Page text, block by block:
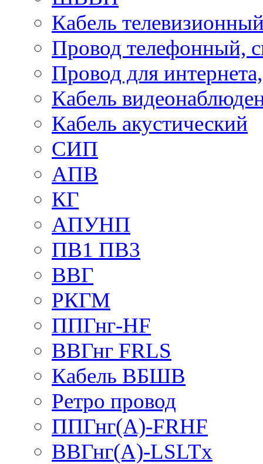
Кабель
Провод телефонный,
Провод для
Кабель
Кабель акустический
СИП
АПВ
КГ
АПУНП
ПВ1 ПВ3
ВВГ
РКГМ
ППГнг-HF
ВВГнг FRLS
Кабель ВБШВ
Ретро провод
ППГнг(А)-FRHF
ВВГнг(А)-LSLTx